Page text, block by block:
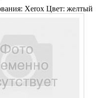
Xerox Цвет: желтый